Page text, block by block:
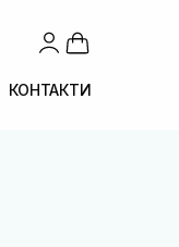
КОНТАКТИ